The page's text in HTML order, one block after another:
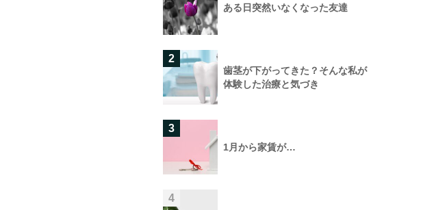
ある日突然いなくなった友達
2
歯茎が下がってきた？そんな私が
体験した治療と気づき
3
1月から家賃が…
4